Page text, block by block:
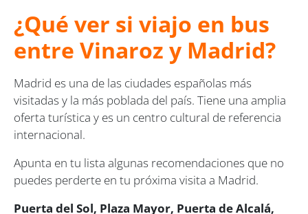
¿Qué ver si viajo en bus
entre Vinaroz y Madrid?
Madrid es una de las ciudades españolas más
visitadas y la más poblada del país. Tiene una amplia
oferta turística y es un centro cultural de referencia
internacional.
Apunta en tu lista algunas recomendaciones que no
puedes perderte en tu próxima visita a Madrid.
Puerta del Sol, Plaza Mayor, Puerta de Alcalá,